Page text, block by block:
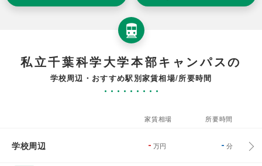
私立千葉科学大学本部キャンパスの
学校周辺・おすすめ駅別家賃相場/所要時間
家賃相場 所要時間
学校周辺 - 万円 - 分